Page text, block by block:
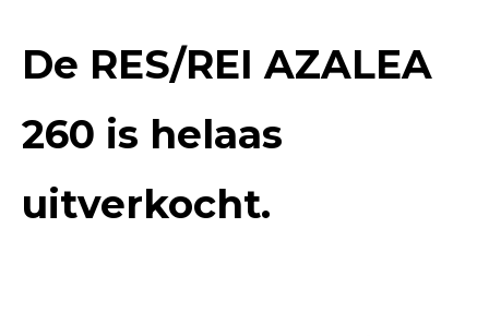
De RES/REI AZALEA
260 is helaas
uitverkocht.